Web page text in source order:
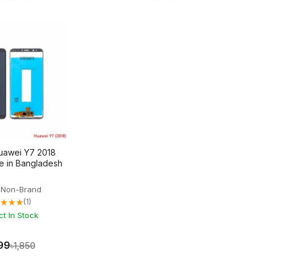
Y7 2018
in Bangladesh
Brand
(1)
In Stock
৳1,850